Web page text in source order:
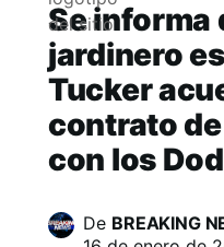
Se informa
jardinero
Tucker
contrato
con los
De BREAKING